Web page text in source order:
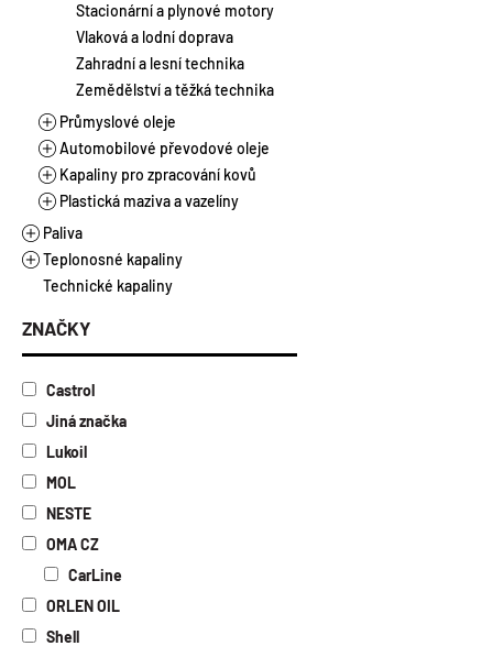
Suspenze
Tmely
Brzdové kapaliny
Aditiva pro autochemii
Stacionární a plynové motory
Vlaková a lodní doprava
Zahradní a lesní technika
Zemědělství a těžká technika
Průmyslové oleje
Hydraulické oleje
Aditiva pro průmyslové oleje
Průmyslové převodové oleje
Ložiskové oleje
Multifunkční oleje
Kompresorové oleje
Separační oleje
Teplonosné a kalící oleje
Tmavé oleje
Antikorozní oleje
Potravinářské oleje
Speciální oleje
Automobilové převodové oleje
Manuální převodovky
Automatické převodovky
Kapaliny pro zpracování kovů
Řezné oleje vodou mísitelné
Řezné oleje vodou nemísitelné
Plastická maziva a vazelíny
Plastická maziva
Vazelíny
Paliva
Alkylátová paliva
Ethanol E85
Topný olej
Teplonosné kapaliny
Topné a chladicí kapaliny
Technické kapaliny
ZNAČKY
Castrol
Jiná značka
Lukoil
MOL
NESTE
OMA CZ
CarLine
ORLEN OIL
Shell